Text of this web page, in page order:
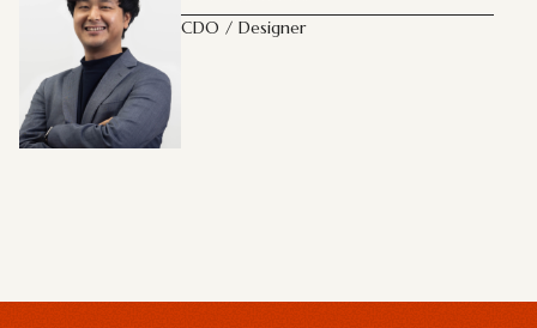
# 建築・スペースデザイン
# デジタル＆アクセシビリティ
# AI ラボラトリー
CDO / Designer